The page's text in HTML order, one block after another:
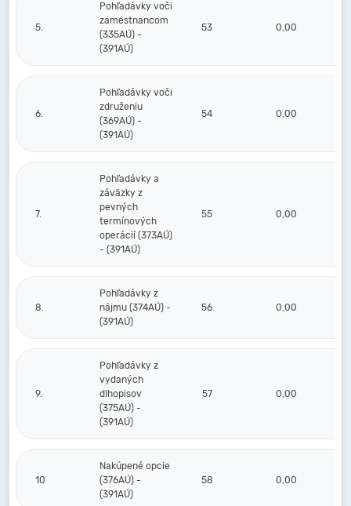
5.
Pohľadávky voči
zamestnancom
(335AÚ) -
(391AÚ)
53 0,00
6.
Pohľadávky voči
združeniu
(369AÚ) -
(391AÚ)
54 0,00
7.
Pohľadávky a
záväzky z
pevných
termínových
operácií (373AÚ)
- (391AÚ)
55 0,00
8.
Pohľadávky z
nájmu (374AÚ) -
(391AÚ)
56 0,00
9.
Pohľadávky z
vydaných
dlhopisov
(375AÚ) -
(391AÚ)
57 0,00
10
Nakúpené opcie
(376AÚ) -
(391AÚ)
58 0,00